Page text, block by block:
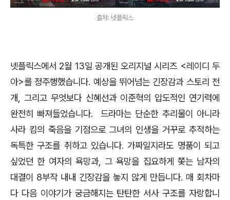
출처: 넷플릭스
넷플릭스에서 2월 13일 공개된 오리지널 시리즈 <레이디 두
아>를 정주행했습니다. 예상을 뛰어넘는 긴장감과 스토리 전
개, 그리고 무엇보다 신혜선과 이준혁의 압도적인 연기력에
완전히 빠져들었습니다. 드라마는 단순한 추리물이 아니라
사라 킴의 죽음을 기점으로 그녀의 인생을 거꾸로 추적하는
독특한 구조를 취하고 있습니다. 가짜일지라도 명품이 되고
싶었던 한 여자의 욕망과, 그 욕망을 집요하게 쫓는 남자의
대결이 8부작 내내 긴장감을 놓지 않게 만듭니다. 매 회차마
다 다음 이야기가 궁금해지는 탄탄한 서사 구조를 자랑합니